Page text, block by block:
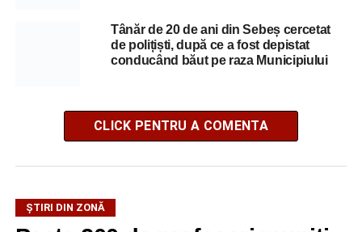
Tânăr de 20 de ani din Sebeș cercetat
de polițiști, după ce a fost depistat
conducând băut pe raza Municipiului
CLICK PENTRU A COMENTA
ȘTIRI DIN ZONĂ